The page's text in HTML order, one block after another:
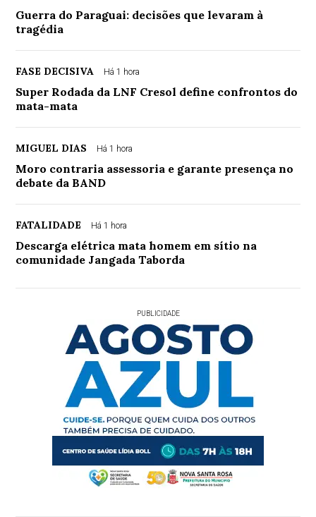
Guerra do Paraguai: decisões que levaram à
tragédia
FASE DECISIVA Há 1 hora
Super Rodada da LNF Cresol define confrontos do
mata-mata
MIGUEL DIAS Há 1 hora
Moro contraria assessoria e garante presença no
debate da BAND
FATALIDADE Há 1 hora
Descarga elétrica mata homem em sítio na
comunidade Jangada Taborda
PUBLICIDADE